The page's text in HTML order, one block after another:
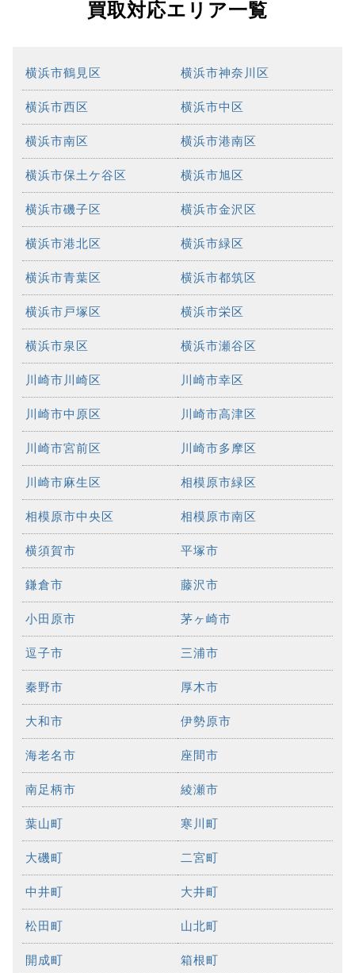
買取対応エリア一覧
横浜市鶴見区 横浜市神奈川区
横浜市西区 横浜市中区
横浜市南区 横浜市港南区
横浜市保土ケ谷区 横浜市旭区
横浜市磯子区 横浜市金沢区
横浜市港北区 横浜市緑区
横浜市青葉区 横浜市都筑区
横浜市戸塚区 横浜市栄区
横浜市泉区 横浜市瀬谷区
川崎市川崎区 川崎市幸区
川崎市中原区 川崎市高津区
川崎市宮前区 川崎市多摩区
川崎市麻生区 相模原市緑区
相模原市中央区 相模原市南区
横須賀市 平塚市
鎌倉市 藤沢市
小田原市 茅ヶ崎市
逗子市 三浦市
秦野市 厚木市
大和市 伊勢原市
海老名市 座間市
南足柄市 綾瀬市
葉山町 寒川町
大磯町 二宮町
中井町 大井町
松田町 山北町
開成町 箱根町